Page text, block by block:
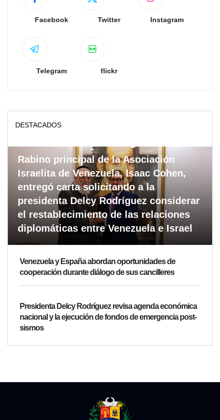
Facebook Twitter Instagram
Telegram flickr
DESTACADOS
Rabino principal de la Asociación
Israelita de Venezuela, Isaac Cohen,
entregó carta solicitando a la
presidenta Delcy Rodríguez considerar
el restablecimiento de las relaciones
diplomáticas entre Venezuela e Israel
Venezuela y España abordan oportunidades de
cooperación durante diálogo de sus cancilleres
Presidenta Delcy Rodríguez revisa agenda económica
nacional y la ejecución de fondos de emergencia post-
sismos